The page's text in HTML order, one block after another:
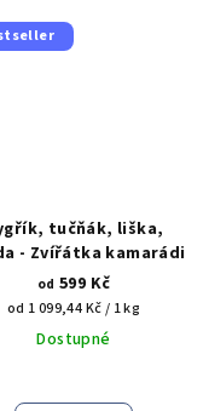
tučňák, liška,
- Zvířátka kamarádi
od 599 Kč
Měrná
cena:
od 1 099,44 Kč / 1 kg
Dostupné